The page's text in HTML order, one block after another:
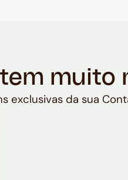
muito
exclusivas da sua